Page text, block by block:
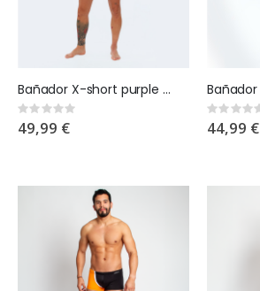
Bañador X-short purple Sunstunner
Rating:
0%
49,99 €
Rating:
0%
44,99 €